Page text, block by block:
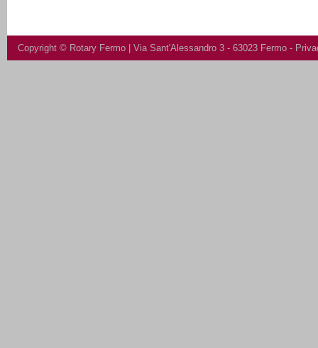
Copyright © Rotary Fermo | Via Sant'Alessandro 3 - 63023 Fermo -